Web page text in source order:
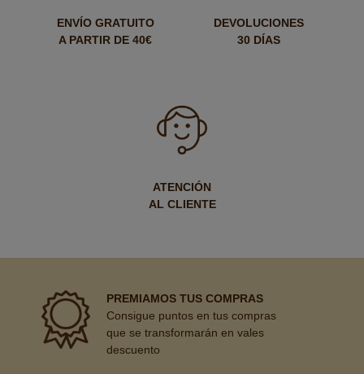
ENVÍO GRATUITO
A PARTIR DE 40€
DEVOLUCIONES
30 DÍAS
ATENCIÓN
AL CLIENTE
PREMIAMOS TUS COMPRAS
Consigue puntos en tus compras
que se transformarán en vales
descuento